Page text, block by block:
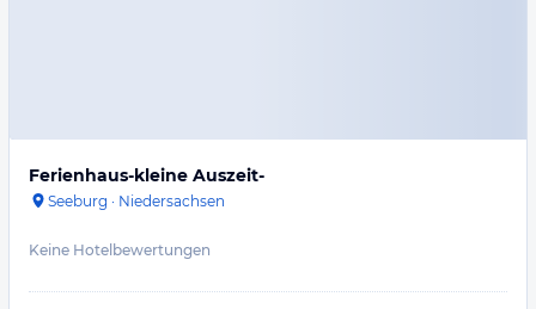
Ferienhaus-kleine Auszeit-
Seeburg · Niedersachsen
Keine Hotelbewertungen